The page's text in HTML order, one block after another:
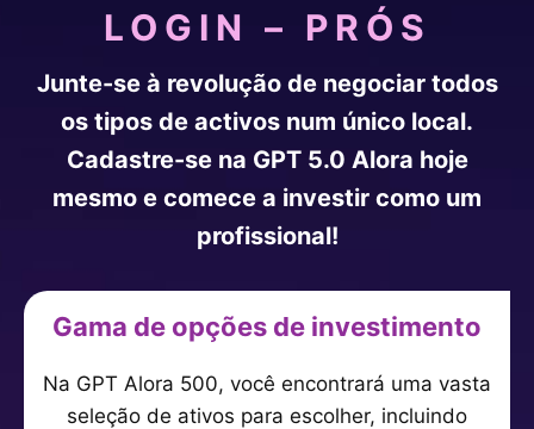
LOGIN – PRÓS
Junte-se à revolução de negociar todos
os tipos de activos num único local.
Cadastre-se na GPT 5.0 Alora hoje
mesmo e comece a investir como um
profissional!
Gama de opções de investimento
Na GPT Alora 500, você encontrará uma vasta
seleção de ativos para escolher, incluindo